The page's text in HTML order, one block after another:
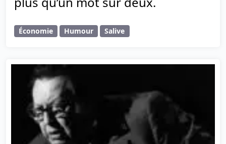
Économie Humour Salive